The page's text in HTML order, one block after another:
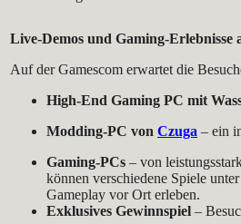
Live-Demos und Gaming-Erlebnisse
Auf der Gamescom erwartet die
High-End Gaming PC mit
Modding-PC von Czuga – ein
Gaming-PCs – von
können verschiedene Spiele
Gameplay vor Ort erleben.
Exklusives Gewinnspiel –